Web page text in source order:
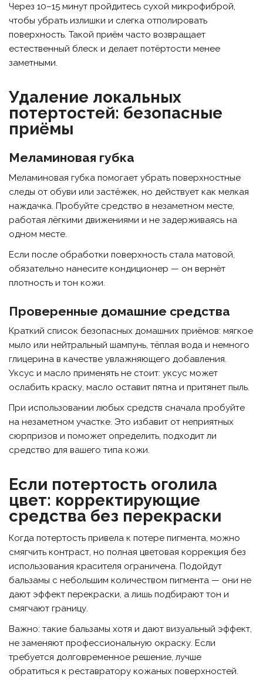
Через 10–15 минут пройдитесь сухой микрофиброй,
чтобы убрать излишки и слегка отполировать
поверхность. Такой приём часто возвращает
естественный блеск и делает потёртости менее
заметными.
Удаление локальных
потертостей: безопасные
приёмы
Меламиновая губка
Меламиновая губка помогает убрать поверхностные
следы от обуви или застёжек, но действует как мелкая
наждачка. Пробуйте средство в незаметном месте,
работая лёгкими движениями и не задерживаясь на
одном месте.
Если после обработки поверхность стала матовой,
обязательно нанесите кондиционер — он вернёт
плотность и тон кожи.
Проверенные домашние средства
Краткий список безопасных домашних приёмов: мягкое
мыло или нейтральный шампунь, тёплая вода и немного
глицерина в качестве увлажняющего добавления.
Уксус и масло применять не стоит: уксус может
ослабить краску, масло оставит пятна и притянет пыль.
При использовании любых средств сначала пробуйте
на незаметном участке. Это избавит от неприятных
сюрпризов и поможет определить, подходит ли
средство для вашего типа кожи.
Если потертость оголила
цвет: корректирующие
средства без перекраски
Когда потертость привела к потере пигмента, можно
смягчить контраст, но полная цветовая коррекция без
использования красителя ограничена. Подойдут
бальзамы с небольшим количеством пигмента — они не
дают эффект перекраски, а лишь подбирают тон и
смягчают границу.
Важно: такие бальзамы хотя и дают визуальный эффект,
не заменяют профессиональную окраску. Если
требуется долговременное решение, лучше
обратиться к реставратору кожаных поверхностей.